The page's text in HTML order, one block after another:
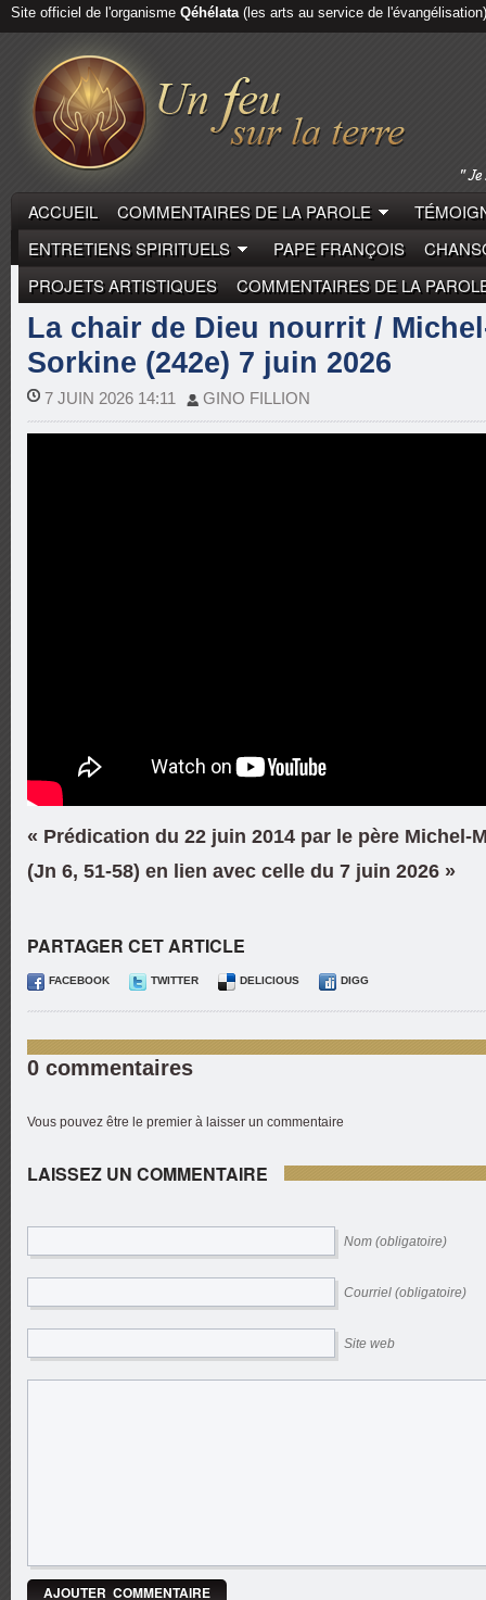
Site officiel de l'organisme Qéhélata(les arts au service de l'évangélisation)
ACCUEIL COMMENTAIRES DE LA PAROLE
ENTRETIENS SPIRITUELS
PAPE FRANÇOIS
PROJETS ARTISTIQUES
COMMENTAIRES DE LA
COMMENTAIRES DE LA PAROLE MICHEL-MARIE
La chair de Dieu nourrit /
Sorkine (242e) 7 juin 2026
7 JUIN 2026 14:11 GINO FILLION
« Prédication du 22 juin 2014 par le père Michel-
(Jn 6, 51-58) en lien avec celle du 7 juin 2026 »
PARTAGER CET ARTICLE
FACEBOOK TWITTER DELICIOUS DIGG
0 commentaires
Vous pouvez être le premier à laisser un commentaire
LAISSEZ UN COMMENTAIRE
Nom (obligatoire)
Courriel (obligatoire)
Site web